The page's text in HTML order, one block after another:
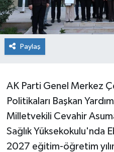
Paylaş
AK Parti Genel Merkez
Politikaları Başkan
Milletvekili Cevahir
Sağlık Yüksekokulu'nda
2027 eğitim-öğretim